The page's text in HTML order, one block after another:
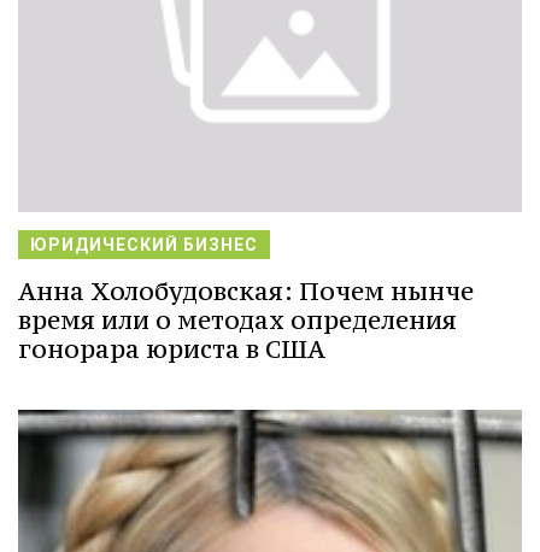
ЮРИДИЧЕСКИЙ БИЗНЕС
Анна Холобудовская: Почем нынче
время или о методах определения
гонорара юриста в США